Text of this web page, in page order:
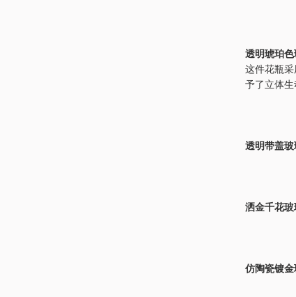
透明琥珀
这件花瓶
予了立体生
透明带盖
洒金千花
仿陶瓷镀